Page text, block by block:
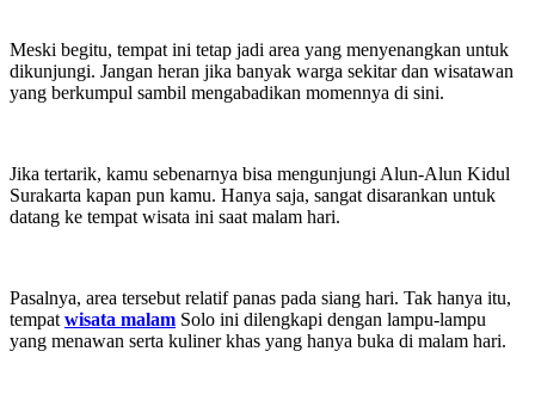
Meski begitu, tempat ini tetap jadi area yang menyenangkan untuk
dikunjungi. Jangan heran jika banyak warga sekitar dan wisatawan
yang berkumpul sambil mengabadikan momennya di sini.
Jika tertarik, kamu sebenarnya bisa mengunjungi Alun-Alun Kidul
Surakarta kapan pun kamu. Hanya saja, sangat disarankan untuk
datang ke tempat wisata ini saat malam hari.
Pasalnya, area tersebut relatif panas pada siang hari. Tak hanya itu,
tempatwisata malam Solo ini dilengkapi dengan lampu-lampu
yang menawan serta kuliner khas yang hanya buka di malam hari.